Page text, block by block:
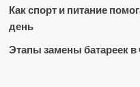
Как спорт и питание
день
Этапы замены батареек в